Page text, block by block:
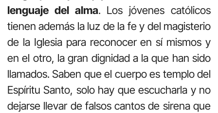
lenguaje del alma. Los jóvenes católicos
tienen además la luz de la fe y del magisterio
de la Iglesia para reconocer en sí mismos y
en el otro, la gran dignidad a la que han sido
llamados. Saben que el cuerpo es templo del
Espíritu Santo, solo hay que escucharla y no
dejarse llevar de falsos cantos de sirena que